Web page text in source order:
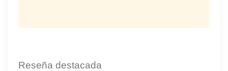
Reseña destacada